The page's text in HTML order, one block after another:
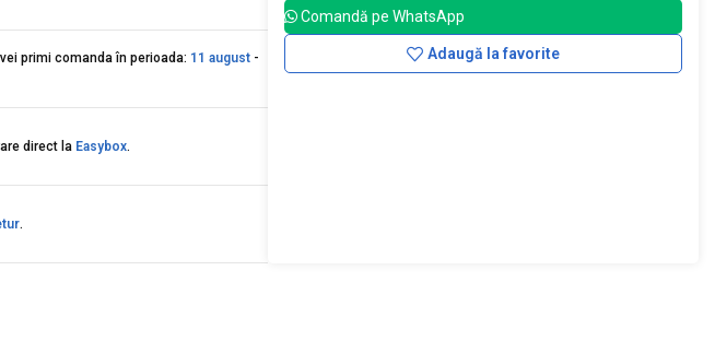
primi comanda în perioada: 11 august-
direct la Easybox.
.
Comandă pe WhatsApp
Adaugă la favorite